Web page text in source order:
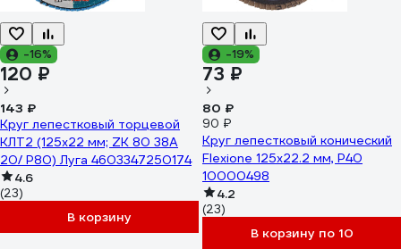
-16%
120 ₽
143 ₽
Круг лепестковый торцевой
КЛТ2 (125x22 мм; ZK 80 38А
20/ Р80) Луга 4603347250174
4.6
(23)
В корзину
-19%
73 ₽
80 ₽
90 ₽
Круг лепестковый конический
Flexione 125x22.2 мм, Р40
10000498
4.2
(23)
В корзину по 10